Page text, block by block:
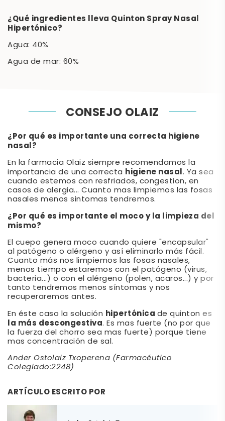
¿Qué ingredientes lleva Quinton Spray Nasal
Hipertónico?
Agua: 40%
Agua de mar: 60%
CONSEJO OLAIZ
¿Por qué es importante una correcta higiene
nasal?
En la farmacia Olaiz siempre recomendamos la
importancia de una correcta higiene nasal. Ya sea
cuando estemos con resfriados, congestion, en
casos de alergia... Cuanto mas limpiemos las fosas
nasales menos sintomas tendremos.
¿Por qué es importante el moco y la limpieza del
mismo?
El cuepo genera moco cuando quiere "encapsular"
al patógeno o alérgeno y así eliminarlo más fácil.
Cuanto más nos limpiemos las fosas nasales,
menos tiempo estaremos con el patógeno (virus,
bacteria...) o con el alérgeno (polen, acaros...) y por
tanto tendremos menos síntomas y nos
recuperaremos antes.
En éste caso la solución hipertónica de quinton es
la más descongestiva. Es mas fuerte (no por que
la fuerza del chorro sea mas fuerte) porque tiene
mas concentración de sal.
Ander Ostolaiz Txoperena (Farmacéutico
Colegiado:2248)
ARTÍCULO ESCRITO POR